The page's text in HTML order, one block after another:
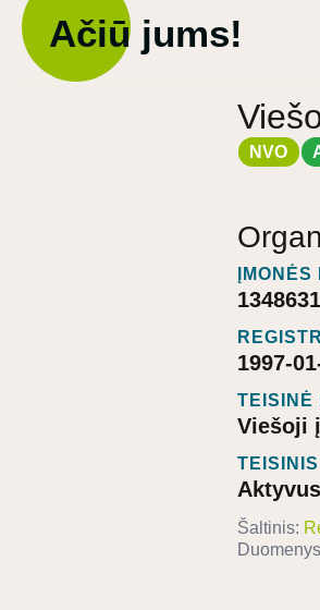
Ačiū jums!
NVO
1997-
TEISINĖ
Viešoji
Aktyvus
Šaltinis: